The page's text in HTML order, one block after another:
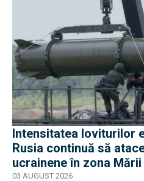
Intensitatea loviturilor
Rusia continuă să
ucrainene în zona
03 AUGUST 2026